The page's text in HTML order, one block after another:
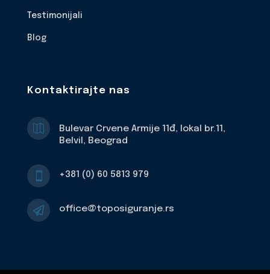
Testimonijali
Blog
Kontaktirajte nas

Bulevar Crvene Armije 11đ, lokal br.11,
Belvil, Beograd
 +381 (0) 60 5813 979
 office@toposiguranje.rs